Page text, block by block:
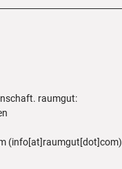
raumgut:
(info[at]raumgut[dot]com)